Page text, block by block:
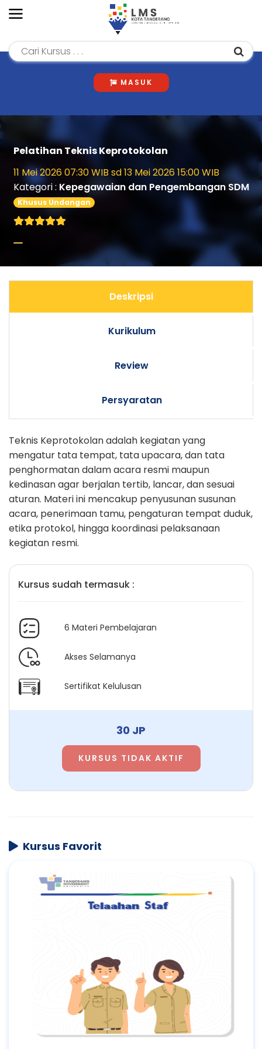
MASUK
Pelatihan Teknis Keprotokolan
11 Mei 2026 07:30 WIB sd 13 Mei 2026 15:00 WIB
Kategori : Kepegawaian dan Pengembangan SDM
Khusus Undangan
Deskripsi
Kurikulum
Review
Persyaratan
Teknis Keprotokolan adalah kegiatan yang
mengatur tata tempat, tata upacara, dan tata
penghormatan dalam acara resmi maupun
kedinasan agar berjalan tertib, lancar, dan sesuai
aturan. Materi ini mencakup penyusunan susunan
acara, penerimaan tamu, pengaturan tempat duduk,
etika protokol, hingga koordinasi pelaksanaan
kegiatan resmi.
Kursus sudah termasuk :
6 Materi Pembelajaran
Akses Selamanya
Sertifikat Kelulusan
30 JP
KURSUS TIDAK AKTIF
Kursus Favorit